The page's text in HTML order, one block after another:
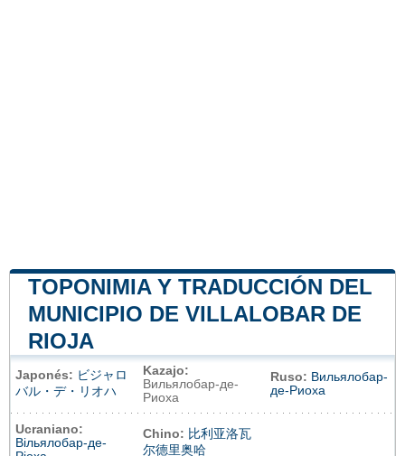
TOPONIMIA Y TRADUCCIÓN DEL
MUNICIPIO DE VILLALOBAR DE
RIOJA
Japonés: ビジャロ
バル・デ・リオハ
Kazajo:
Вильялобар-де-
Риоха
Ruso: Вильялобар-
де-Риоха
Ucraniano:
Вільялобар-де-
Chino: 比利亚洛瓦
尔德里奥哈